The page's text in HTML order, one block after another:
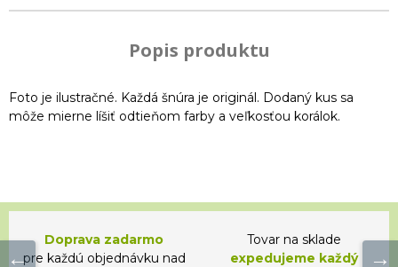
Popis produktu
Foto je ilustračné. Každá šnúra je originál. Dodaný kus sa
môže mierne líšiť odtieňom farby a veľkosťou korálok.
Doprava zadarmo
pre každú objednávku nad
Tovar na sklade
expedujeme každý